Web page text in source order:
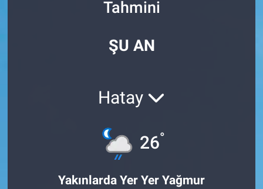
Tahmini
ŞU AN
Hatay
26°
Yakınlarda Yer Yer Yağmur